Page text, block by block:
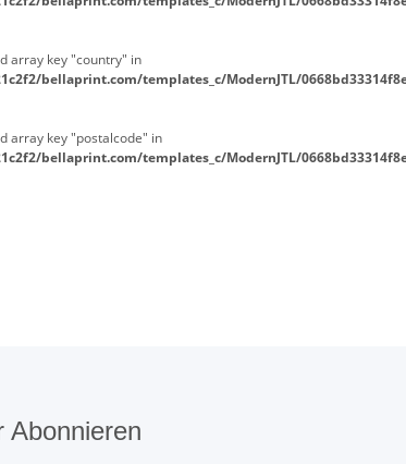
array key "country" in
bellaprint.com/templates_c/ModernJTL/
array key "postalcode" in
bellaprint.com/templates_c/ModernJTL/
Abonnieren